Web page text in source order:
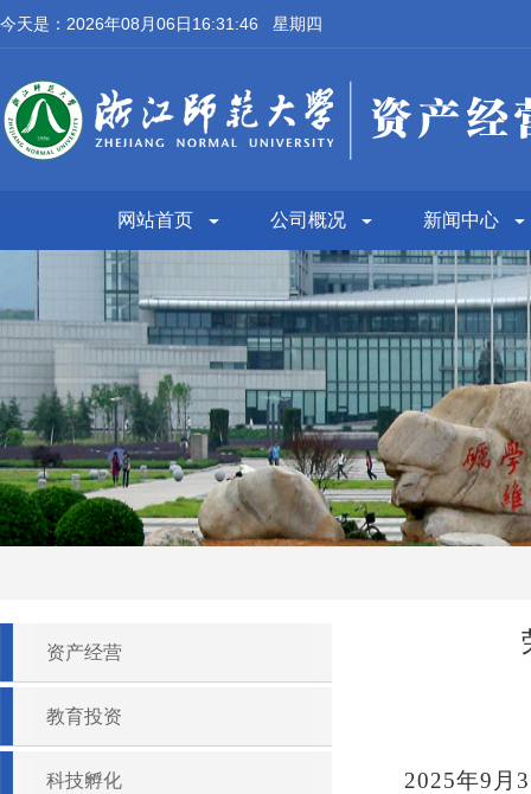
今天是：2026年08月06日16:31:47 星期四
网站首页 公司概况 新闻中心
资产经营
教育投资
科技孵化 2025年9 月 3